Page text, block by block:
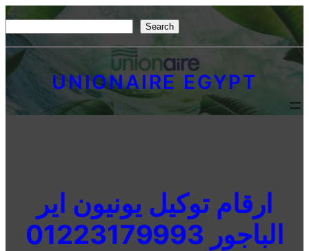
Skip
to
content
e
r
c
Search
UNIONAIRE EGYPT
ارقام توكيل يونيون اير
الباجور 01223179993